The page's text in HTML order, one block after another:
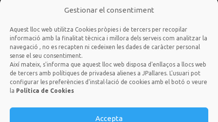
Gestionar el consentiment
Aquest lloc web utilitza Cookies pròpies i de tercers per recopilar
informació amb la finalitat tècnica i millora dels serveis com analitzar la
navegació , no es recapten ni cedeixen les dades de caràcter personal
sense el seu consentiment.
Així mateix, s'informa que aquest lloc web disposa d'enllaços a llocs web
de tercers amb polítiques de privadesa alienes a JPallares. L'usuari pot
configurar les preferències d'instal·lació de cookies amb el botó o veure
la Política de Cookies
Accepta
juny 2026
maig 2026
març 2026
febrer 2026
gener 2026
jordi@nousagradares.cat
Disseny i Programació web perDieres.com